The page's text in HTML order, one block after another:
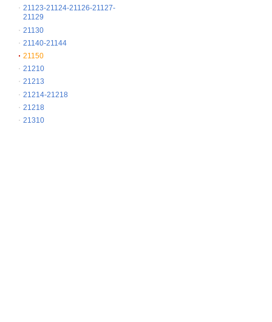
21123-21124-21126-21127-
21129
21130
21140-21144
21150
21210
21213
21214-21218
21218
21310